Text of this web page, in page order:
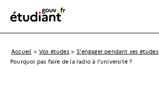
Retour
la
d'accueil
Breadcrumb
Accueil Vos études
S'engager pendant ses études
Pourquoi pas faire de la radio à l'université ?